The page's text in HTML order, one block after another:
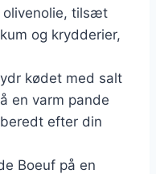
olivenolie, tilsæt
og krydderier,
kødet med salt
en varm pande
efter din
Boeuf på en